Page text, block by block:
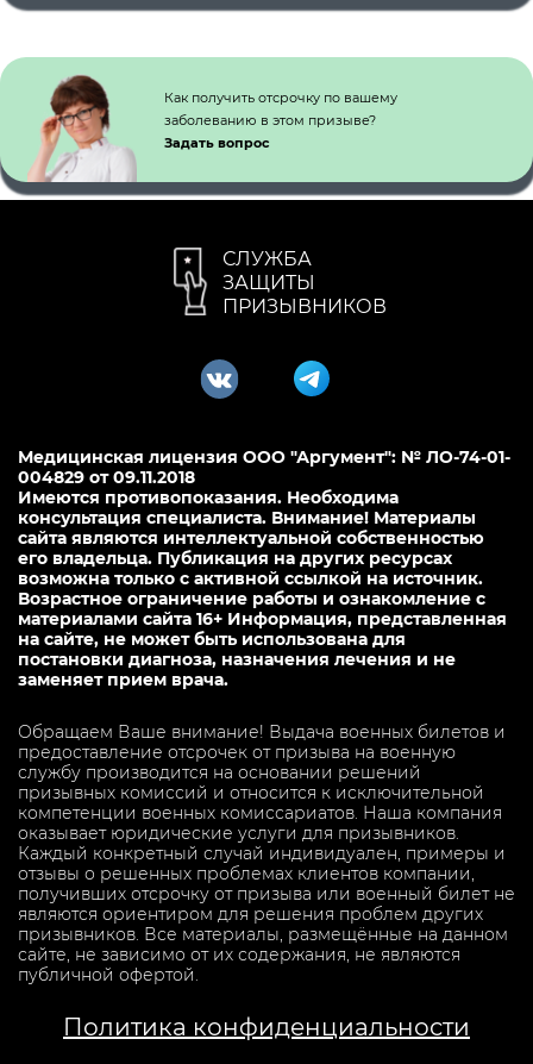
Как получить отсрочку по вашему
заболеванию в этом призыве?
Задать вопрос
СЛУЖБА
ЗАЩИТЫ
ПРИЗЫВНИКОВ
Медицинская лицензия ООО "Аргумент": № ЛО-74-01-
004829 от 09.11.2018
Имеются противопоказания. Необходима
консультация специалиста. Внимание! Материалы
сайта являются интеллектуальной собственностью
его владельца. Публикация на других ресурсах
возможна только с активной ссылкой на источник.
Возрастное ограничение работы и ознакомление с
материалами сайта 16+ Информация, представленная
на сайте, не может быть использована для
постановки диагноза, назначения лечения и не
заменяет прием врача.
Обращаем Ваше внимание! Выдача военных билетов и
предоставление отсрочек от призыва на военную
службу производится на основании решений
призывных комиссий и относится к исключительной
компетенции военных комиссариатов. Наша компания
оказывает юридические услуги для призывников.
Каждый конкретный случай индивидуален, примеры и
отзывы о решенных проблемах клиентов компании,
получивших отсрочку от призыва или военный билет не
являются ориентиром для решения проблем других
призывников. Все материалы, размещённые на данном
сайте, не зависимо от их содержания, не являются
публичной офертой.
Политика конфиденциальности